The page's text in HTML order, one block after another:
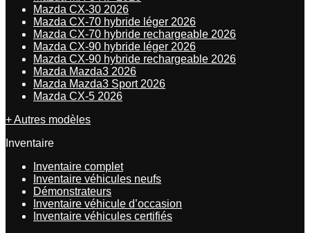
Mazda CX-30 2026
Mazda CX-70 hybride léger 2026
Mazda CX-70 hybride rechargeable 2026
Mazda CX-90 hybride léger 2026
Mazda CX-90 hybride rechargeable 2026
Mazda Mazda3 2026
Mazda Mazda3 Sport 2026
Mazda CX-5 2026
+ Autres modèles
Inventaire
Inventaire complet
Inventaire véhicules neufs
Démonstrateurs
Inventaire véhicule d’occasion
Inventaire véhicules certifiés